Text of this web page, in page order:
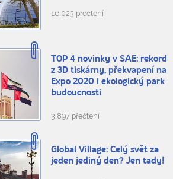
16.023 přečtení
TOP 4 novinky v SAE: rekord
z 3D tiskárny, překvapení na
Expo 2020 i ekologický park
budoucnosti
3.897 přečtení
Global Village: Celý svět za
jeden jediný den? Jen tady!